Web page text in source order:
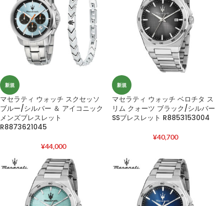
新規
マセラティ ウォッチ スクセッソ
ブルー/シルバー ＆ アイコニック
メンズブレスレット
R8873621045
¥44,000
新規
マセラティ ウォッチ ベロチタ ス
リム クォーツ ブラック/シルバー
SSブレスレット R8853153004
¥40,700